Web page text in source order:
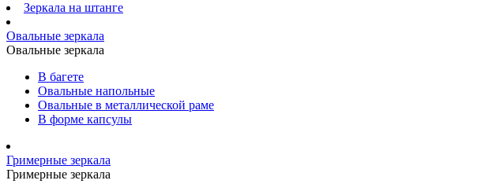
Зеркала на штанге
Овальные зеркала
Овальные зеркала
В багете
Овальные напольные
Овальные в металлической раме
В форме капсулы
Гримерные зеркала
Гримерные зеркала